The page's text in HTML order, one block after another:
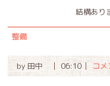
結構あり
整備
by田中 06:10 コメ